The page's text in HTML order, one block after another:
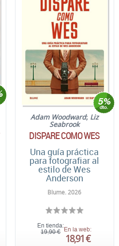
Adam Woodward; Liz
Seabrook
DISPARE COMO WES
Una guía práctica
para fotografiar al
estilo de Wes
Anderson
Blume. 2026
En tienda:
19,90 €
En la web:
18,91 €